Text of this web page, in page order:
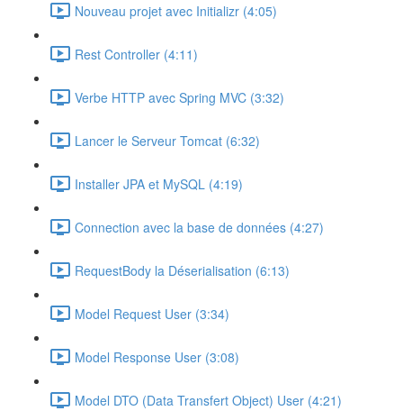
Nouveau projet avec Initializr (4:05)
Rest Controller (4:11)
Verbe HTTP avec Spring MVC (3:32)
Lancer le Serveur Tomcat (6:32)
Installer JPA et MySQL (4:19)
Connection avec la base de données (4:27)
RequestBody la Déserialisation (6:13)
Model Request User (3:34)
Model Response User (3:08)
Model DTO (Data Transfert Object) User (4:21)